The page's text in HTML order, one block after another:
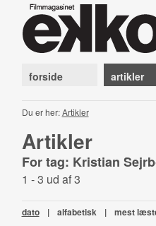
forside artikler
Du er her:Artikler
Artikler
For tag: Kristian
1 - 3 ud af 3
dato | alfabetisk | mest